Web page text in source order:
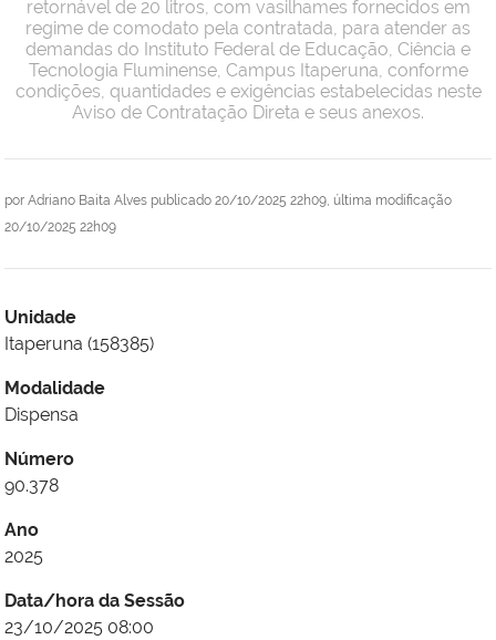
por Adriano Baita Alves publicado 20/10/2025 22h09, última modificação
20/10/2025 22h09
retornável de 20 litros, com vasilhames fornecidos em
regime de comodato pela contratada, para atender as
demandas do Instituto Federal de Educação, Ciência e
Tecnologia Fluminense, Campus Itaperuna, conforme
condições, quantidades e exigências estabelecidas neste
Aviso de Contratação Direta e seus anexos.
Unidade
Itaperuna (158385)
Modalidade
Dispensa
Número
90.378
Ano
2025
Data/hora da Sessão
23/10/2025 08:00